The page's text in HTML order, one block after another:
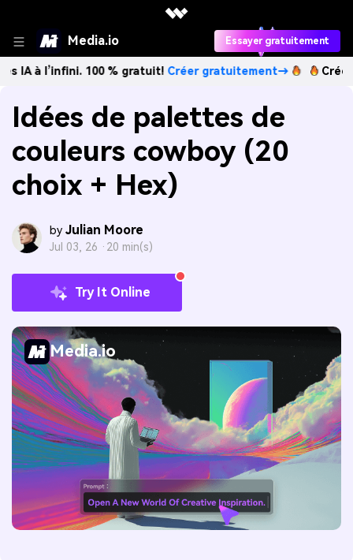
Media.io Essayer gratuitement
100 % gratuit!Créer gratuitement→ Créez des
Idées de palettes de
couleurs cowboy (20
choix + Hex)
by Julian Moore
Jul 03, 26 · 20 min(s)
Try It Online
Media.io